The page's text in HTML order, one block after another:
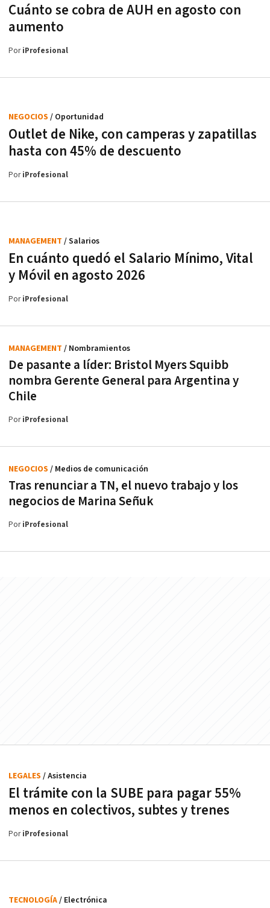
Cuánto se cobra de AUH en agosto con
aumento
PoriProfesional
Outlet de Nike, con camperas y zapatillas
hasta con 45% de descuento
NEGOCIOS / Oportunidad
PoriProfesional
En cuánto quedó el Salario Mínimo, Vital
y Móvil en agosto 2026
MANAGEMENT / Salarios
PoriProfesional
De pasante a líder: Bristol Myers Squibb
nombra Gerente General para Argentina y
Chile
MANAGEMENT / Nombramientos
PoriProfesional
Tras renunciar a TN, el nuevo trabajo y los
negocios de Marina Señuk
NEGOCIOS / Medios de comunicación
PoriProfesional
El trámite con la SUBE para pagar 55%
menos en colectivos, subtes y trenes
LEGALES / Asistencia
PoriProfesional
TECNOLOGÍA/ Electrónica